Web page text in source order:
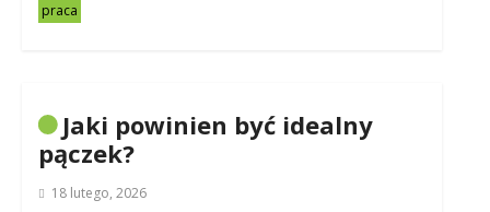
praca
Jaki powinien być idealny
pączek?
18 lutego, 2026